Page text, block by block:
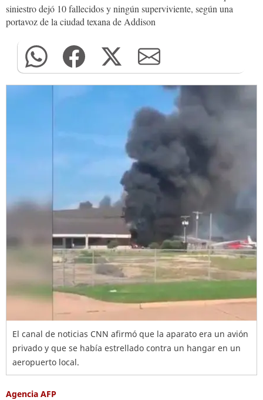
siniestro dejó 10 fallecidos y ningún superviviente, según una
portavoz de la ciudad texana de Addison
El canal de noticias CNN afirmó que la aparato era un avión
privado y que se había estrellado contra un hangar en un
aeropuerto local.
Agencia AFP